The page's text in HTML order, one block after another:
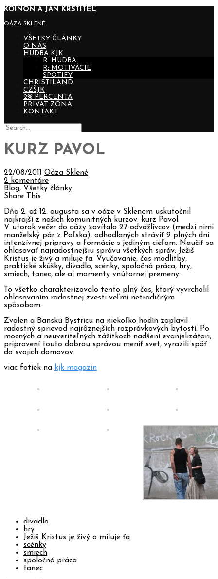
KOINONIA JÁN KRSTITEĽ
OÁZA SKLENÉ
VŠETKY ČLÁNKY
O NÁS
HUDBA KJK
R: HUDBA
R: MOTIVÁCIE
SPOTIFY
CHRISTILAND
CZŠJK
2% PERCENTÁ
PRIVAT ZÓNA
KONTAKT
KURZ PAVOL
22/08/2011 Oáza Sklené
2 komentáre
Blog, Všetky články
Share This
Dňa 2. až 12. augusta sa v oáze v Sklenom uskutočnil
najkrajší z našich komunitných kurzov: kurz Pavol.
V utorok večer do oázy zavítalo 27 odvážlivcov (medzi nimi
manželský pár z Poľska), odhodlaných stráviť 9 plných dní
intenzívnej prípravy a formácie s jediným cieľom. Naučiť sa
ohlasovať najradostnejšiu správu všetkých správ: Ježiš
Kristus je živý a miluje ťa. Vyučovanie, čas modlitby,
praktické skúšky, divadlo, scénky, spoločná práca, hry,
smiech, tanec, ale aj momenty vnútornej premeny.
To všetko charakterizovalo tento plný čas, ktorý vyvrcholil
ohlasovaním radostnej zvesti veľmi netradičným
spôsobom.
Zvolen a Banskú Bystricu na niekoľko hodín zaplavil
radostný sprievod najrôznejších rozprávkových bytostí. Po
mocných a neuveriteľných zážitkoch nadšení evanjelizátori,
pripravení touto dobrou správou meniť svet, vyrazili späť
do svojich domovov.
viac fotiek na kjk magazin
divadlo
hry
Ježiš Kristus je živý a miluje ťa
scénky
smiech
spoločná práca
tanec